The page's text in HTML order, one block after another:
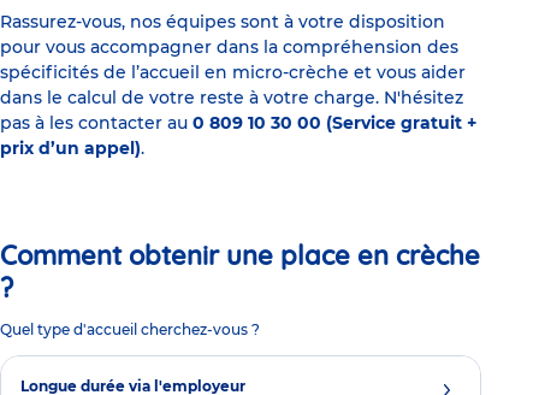
Rassurez-vous, nos équipes sont à votre disposition
pour vous accompagner dans la compréhension des
spécificités de l’accueil en micro-crèche et vous aider
dans le calcul de votre reste à votre charge. N'hésitez
pas à les contacter au 0 809 10 30 00 (Service gratuit +
prix d’un appel).
Comment obtenir une place en crèche
?
Quel type d'accueil cherchez-vous ?
Longue durée via l'employeur